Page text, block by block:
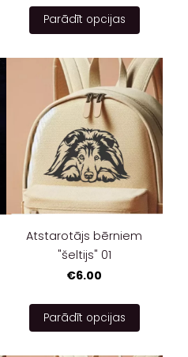
Parādīt opcijas
Atstarotājs bērniem
"šeltijs" 01
€6.00
Parādīt opcijas